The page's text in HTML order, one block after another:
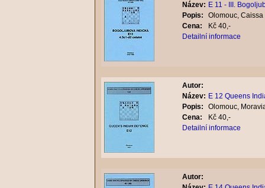
Název: E 11 - III.
Popis:
Olomouc,
Cena:
Kč 40,-
Detailní informace
Autor:
Název: E 12 Queens
Popis:
Olomouc,
Cena:
Kč 40,-
Detailní informace
Autor: